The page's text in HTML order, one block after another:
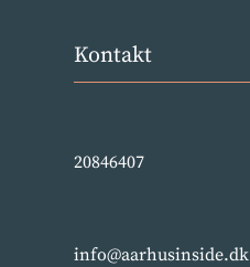
Kontakt
20846407
info@aarhusinside.dk